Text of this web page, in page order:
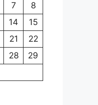
7
8
14
15
21
22
28
29